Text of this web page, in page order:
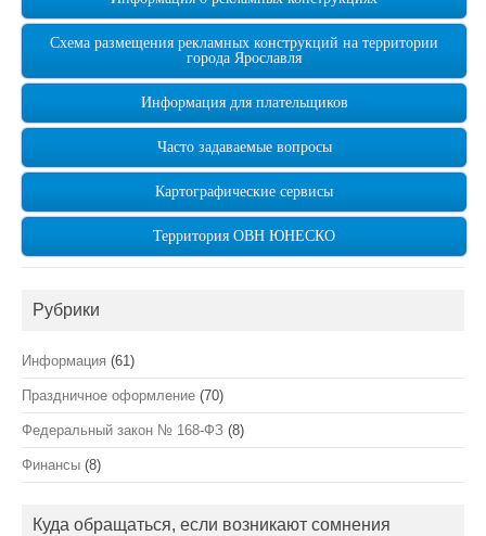
Схема размещения рекламных конструкций на территории
города Ярославля
Информация для плательщиков
Часто задаваемые вопросы
Картографические сервисы
Территория ОВН ЮНЕСКО
Рубрики
Информация (61)
Праздничное оформление (70)
Федеральный закон № 168-ФЗ (8)
Финансы (8)
Куда обращаться, если возникают сомнения